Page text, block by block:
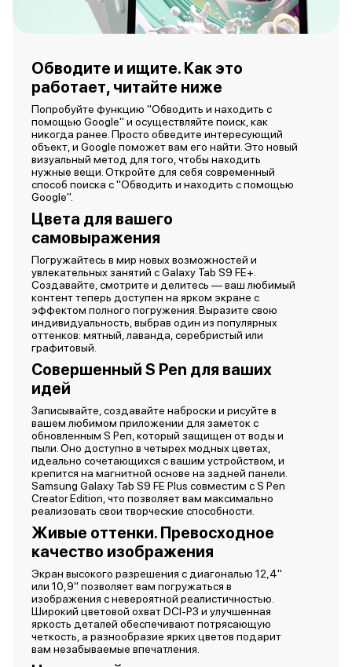
Обводите и ищите. Как это
работает, читайте ниже
Попробуйте функцию "Обводить и находить с
помощью Google" и осуществляйте поиск, как
никогда ранее. Просто обведите интересующий
объект, и Google поможет вам его найти. Это новый
визуальный метод для того, чтобы находить
нужные вещи. Откройте для себя современный
способ поиска с "Обводить и находить с помощью
Google".
Цвета для вашего
самовыражения
Погружайтесь в мир новых возможностей и
увлекательных занятий с Galaxy Tab S9 FE+.
Создавайте, смотрите и делитесь — ваш любимый
контент теперь доступен на ярком экране с
эффектом полного погружения. Выразите свою
индивидуальность, выбрав один из популярных
оттенков: мятный, лаванда, серебристый или
графитовый.
Совершенный S Pen для ваших
идей
Записывайте, создавайте наброски и рисуйте в
вашем любимом приложении для заметок с
обновленным S Pen, который защищен от воды и
пыли. Оно доступно в четырех модных цветах,
идеально сочетающихся с вашим устройством, и
крепится на магнитной основе на задней панели.
Samsung Galaxy Tab S9 FE Plus совместим с S Pen
Creator Edition, что позволяет вам максимально
реализовать свои творческие способности.
Живые оттенки. Превосходное
качество изображения
Экран высокого разрешения с диагональю 12,4"
или 10,9" позволяет вам погружаться в
изображения с невероятной реалистичностью.
Широкий цветовой охват DCI-P3 и улучшенная
яркость деталей обеспечивают потрясающую
четкость, а разнообразие ярких цветов подарит
вам незабываемые впечатления.